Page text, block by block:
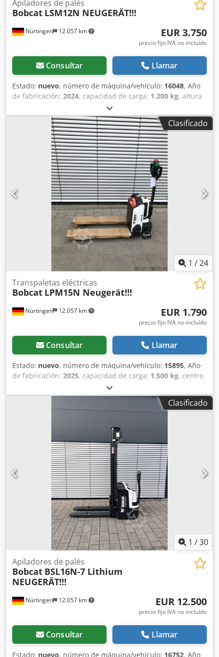
Nürtingen 12.057 km
Apiladores de palés
Bobcat LSM12N NEUGERÄT!!!
EUR 3.750
precio fijo IVA no incluído
Consultar Llamar
Estado: nuevo, número de máquina/vehículo: 16048, Año
de fabricación: 2024, capacidad de carga: 1.200 kg, altura
, centro de carga:
combustible:eléctrico, tipo de mástil:Simplex, altura de
construcción:2.080 mm, voltaje de la batería: 24 V,
longitud de la horquilla:1.150 mm, peso total:576 kg
5076939 Número de serie: OBWNL-002740 Chsdpfxoykc Rrj
Amroa Especificaciones de la batería: 24 V, 60 Ah
Clasificado
1 /24
Nürtingen 12.057 km
Transpaletas eléctricas
Bobcat LPM15N Neugerät!!!
EUR 1.790
precio fijo IVA no incluído
Consultar Llamar
Estado: nuevo, número de máquina/vehículo: 15895, Año
de fabricación: 2025, capacidad de carga: 1.500 kg, centro
, tipo de combustible:
mástil:otro, altura de construcción:700 mm, longitud de
la horquilla:1.150 mm , tamaño del neumático delantero:,
motor: Eléctrico, fabricante: Bobcat Chedpfx Aow R A
Clasificado
1 /30
Nürtingen 12.057 km
Apiladores de palés
Bobcat BSL16N-7 Lithium
NEUGERÄT!!!
EUR 12.500
precio fijo IVA no incluído
Consultar Llamar
Estado: nuevo, número de máquina/vehículo: 16752, Año